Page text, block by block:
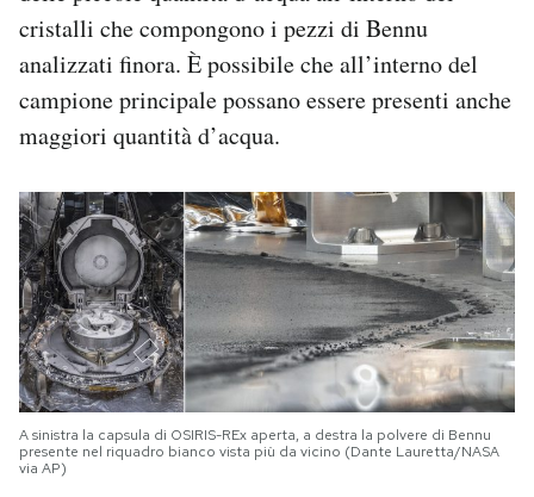
cristalli che compongono i pezzi di Bennu
analizzati finora. È possibile che all’interno del
campione principale possano essere presenti anche
maggiori quantità d’acqua.
A sinistra la capsula di OSIRIS-REx aperta, a destra la polvere di Bennu
presente nel riquadro bianco vista più da vicino (Dante Lauretta/NASA
via AP)